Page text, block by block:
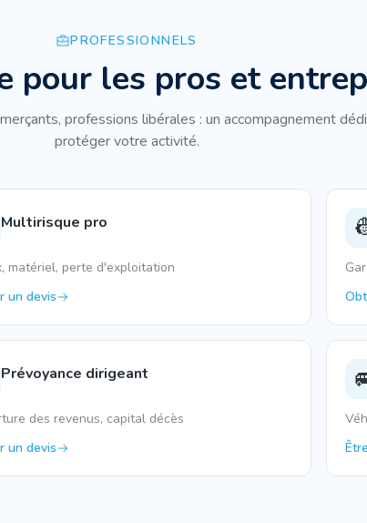
PROFESSIONNELS
pour les pros et
professions libérales : un accompagnement
protéger votre activité.
Multirisque pro
matériel, perte d'exploitation
un devis
Prévoyance dirigeant
des revenus, capital décès
un devis